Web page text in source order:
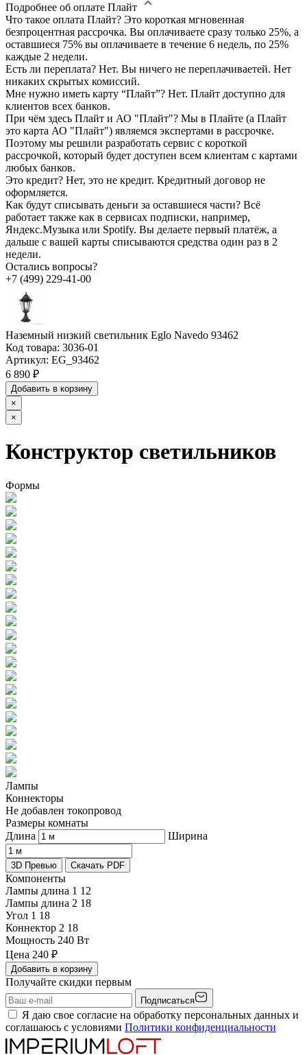
Подробнее об оплате Плайт
Что такое оплата Плайт? Это короткая мгновенная
безпроцентная рассрочка. Вы оплачиваете сразу только 25%, а
оставшиеся 75% вы оплачиваете в течение 6 недель, по 25%
каждые 2 недели.
Есть ли переплата? Нет. Вы ничего не переплачиваетей. Нет
никаких скрытых комиссий.
Мне нужно иметь карту “Плайт”? Нет. Плайт доступно для
клиентов всех банков.
При чём здесь Плайт и АО "Плайт"? Мы в Плайте (а Плайт
это карта АО "Плайт") являемся экспертами в рассрочке.
Поэтому мы решили разработать сервис с короткой
рассрочкой, который будет доступен всем клиентам с картами
любых банков.
Это кредит? Нет, это не кредит. Кредитный договор не
оформляется.
Как будут списывать деньги за оставшиеся части? Всё
работает также как в сервисах подписки, например,
Яндекс.Музыка или Spotify. Вы делаете первый платёж, а
дальше с вашей карты списываются средства один раз в 2
недели.
Остались вопросы?
+7 (499) 229-41-00
Наземный низкий светильник Eglo Navedo 93462
Код товара: 3036-01
Артикул: EG_93462
6 890 ₽
Добавить в корзину
×
×
Конструктор светильников
Формы
Лампы
Коннекторы
Не добавлен токопровод
Размеры комнаты
Длина
Ширина
3D Превью Скачать PDF
Компоненты
Лампы длина 1 12
Лампы длина 2 18
Угол 1 18
Коннектор 2 18
Мощность 240 Вт
Цена 240 ₽
Добавить в корзину
Получайте скидки первым
Подписаться
Я даю свое согласие на обработку персональных данных и
соглашаюсь с условиями Политики конфиденциальности